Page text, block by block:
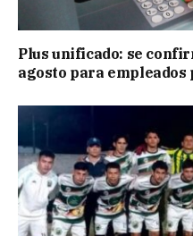
Plus unificado: se
agosto para